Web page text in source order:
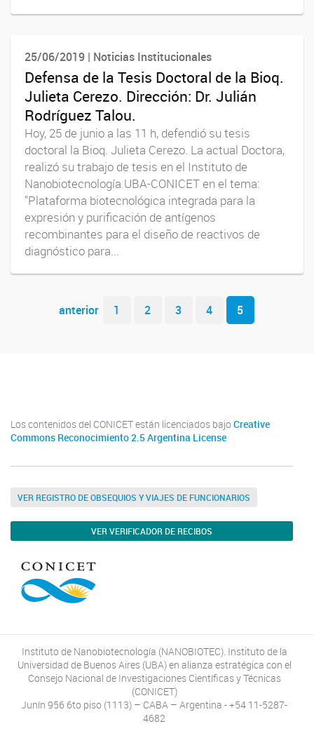
25/06/2019 | Noticias Institucionales
Defensa de la Tesis Doctoral de la Bioq.
Julieta Cerezo. Dirección: Dr. Julián
Rodríguez Talou.
Hoy, 25 de junio a las 11 h, defendió su tesis
doctoral la Bioq. Julieta Cerezo. La actual Doctora,
realizó su trabajo de tesis en el Instituto de
Nanobiotecnología UBA-CONICET en el tema:
"Plataforma biotecnológica integrada para la
expresión y purificación de antígenos
recombinantes para el diseño de reactivos de
diagnóstico para...
Navegador de artículos
anterior 1 2 3 4 5
Los contenidos del CONICET están licenciados bajo Creative
Commons Reconocimiento 2.5 Argentina License
VER REGISTRO DE OBSEQUIOS Y VIAJES DE FUNCIONARIOS
VER VERIFICADOR DE RECIBOS
Instituto de Nanobiotecnología (NANOBIOTEC). Instituto de la
Universidad de Buenos Aires (UBA) en alianza estratégica con el
Consejo Nacional de Investigaciones Científicas y Técnicas
(CONICET)
Junín 956 6to piso (1113) – CABA – Argentina - +54 11-5287-
4682